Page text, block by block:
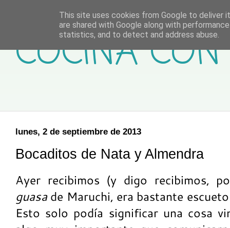
COCINA
lunes, 2 de septiembre de 2013
Bocaditos de Nata y Almendra
Ayer recibimos (y digo recibimos,
guasade Maruchi, era bastante escueto
Esto solo podía significar una cosa
This site uses cookies from Google to deliver
are shared with Google along with
statistics, and to detect and address abuse.